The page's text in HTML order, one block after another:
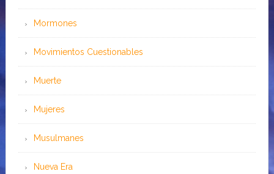
Mormones
Movimientos Cuestionables
Muerte
Mujeres
Musulmanes
Nueva Era